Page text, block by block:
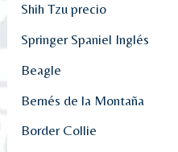
Shih Tzu precio
Springer Spaniel Inglés
Beagle
Bernés de la Montaña
Border Collie